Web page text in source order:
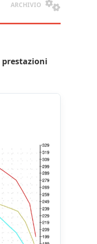
ARCHIVIO
prestazioni